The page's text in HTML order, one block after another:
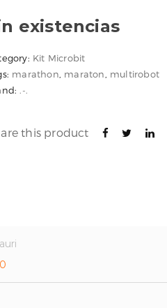
existencias
Kit Microbit
marathon maraton
multirobot
.-.
this product